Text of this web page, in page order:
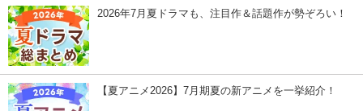
2026年7月夏ドラマも、注目作＆話題作が勢ぞろい！
【夏アニメ2026】7月期夏の新アニメを一挙紹介！